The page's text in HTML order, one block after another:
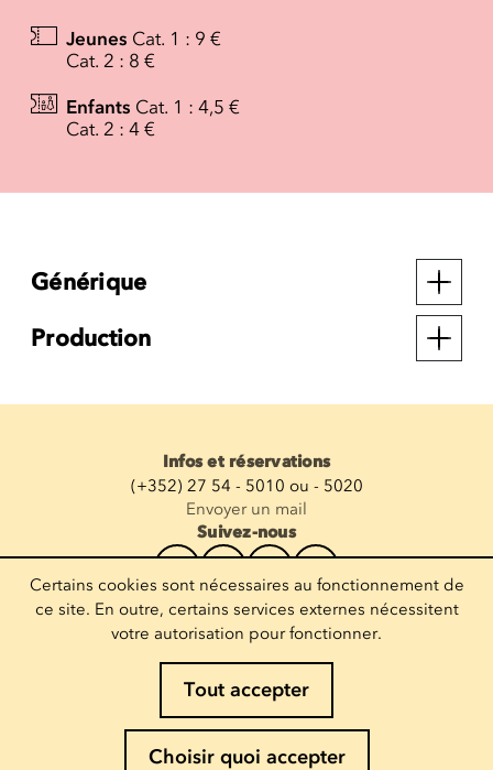
Jeunes Cat. 1 : 9 €
Cat. 2 : 8 €
Enfants Cat. 1 : 4,5 €
Cat. 2 : 4 €
Générique
Production
Infos et réservations
(+352) 27 54 - 5010 ou - 5020
Envoyer un mail
Suivez-nous
Recevoir la newsletter
Entrez votre mail
Certains cookies sont nécessaires au fonctionnement de
ce site. En outre, certains services externes nécessitent
votre autorisation pour fonctionner.
Tout accepter
Choisir quoi accepter